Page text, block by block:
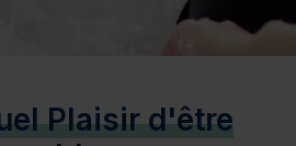
Plaisir d'être